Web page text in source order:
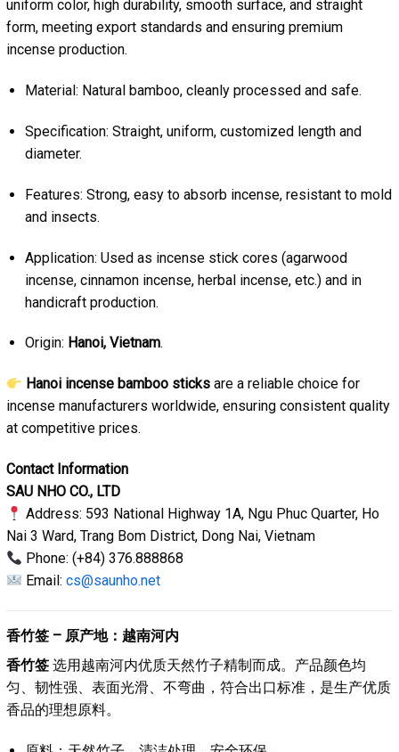
uniform color, high durability, smooth surface, and straight
form, meeting export standards and ensuring premium
incense production.
Material: Natural bamboo, cleanly processed and safe.
Specification: Straight, uniform, customized length and
diameter.
Features: Strong, easy to absorb incense, resistant to mold
and insects.
Application: Used as incense stick cores (agarwood
incense, cinnamon incense, herbal incense, etc.) and in
handicraft production.
Origin: Hanoi, Vietnam.
Hanoi incense bamboo sticks are a reliable choice for
incense manufacturers worldwide, ensuring consistent quality
at competitive prices.
Contact Information
SAU NHO CO., LTD
Address: 593 National Highway 1A, Ngu Phuc Quarter, Ho
Nai 3 Ward, Trang Bom District, Dong Nai, Vietnam
Phone: (+84) 376.888868
Email:cs@saunho.net
香竹签 – 原产地：越南河内
香竹签 选用越南河内优质天然竹子精制而成。产品颜色均
匀、韧性强、表面光滑、不弯曲，符合出口标准，是生产优质
香品的理想原料。